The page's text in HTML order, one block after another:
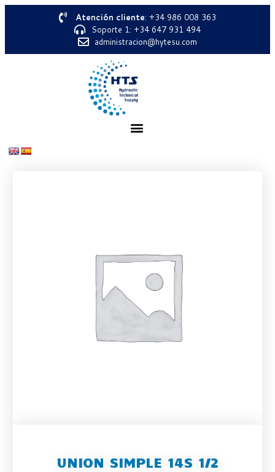
Atención cliente: +34 986 008 363
Soporte 1: +34 647 931 494
administracion@hytesu.com
UNION SIMPLE 14S 1/2